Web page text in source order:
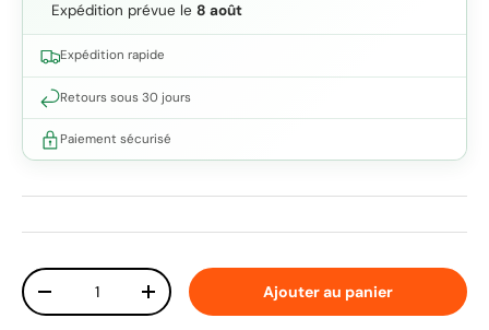
Expédition prévue le 8 août
Expédition rapide
Retours sous 30 jours
Paiement sécurisé
Qté
Diminuer la quantitéAugmenter la quantitéAjouter au panier